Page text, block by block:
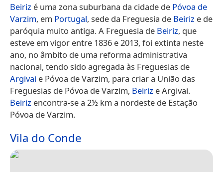
Beiriz é uma zona suburbana da cidade de Póvoa de
Varzim, em Portugal, sede da Freguesia de Beiriz e de
paróquia muito antiga. A Freguesia de Beiriz, que
esteve em vigor entre 1836 e 2013, foi extinta neste
ano, no âmbito de uma reforma administrativa
nacional, tendo sido agregada às Freguesias de
Argivai e Póvoa de Varzim, para criar a União das
Freguesias de Póvoa de Varzim, Beiriz e Argivai.
Beiriz encontra-se a 2½ km a nordeste de Estação
Póvoa de Varzim.
Vila do Conde